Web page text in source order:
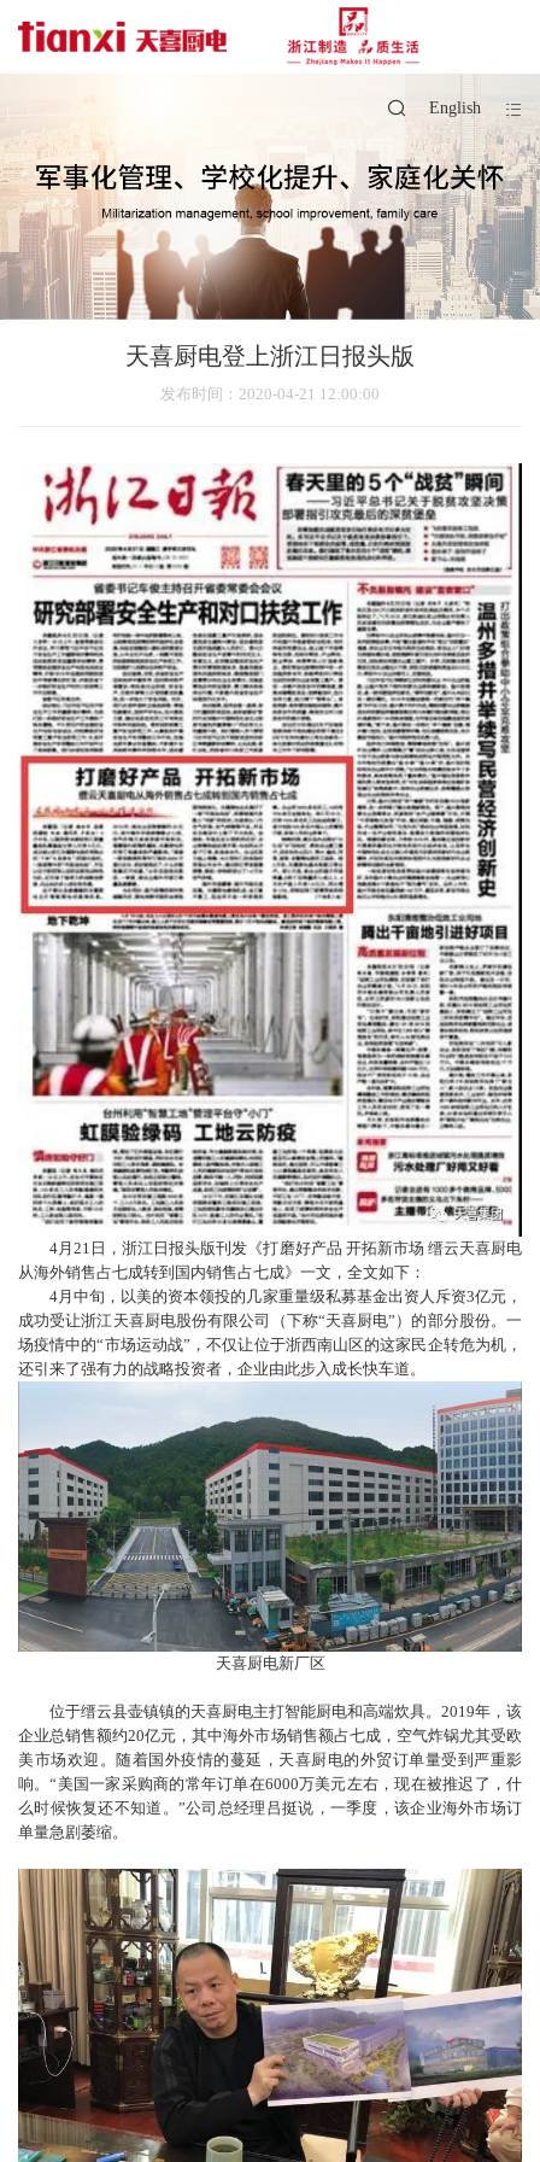
English
天喜厨电登上浙江日报头版
发布时间 ：2020-04-21 12:00:00
4月21日，浙江日报头版刊发《打磨好产品 开拓新市场 缙云天喜厨电
从海外销售占七成转到国内销售占七成》一文，全文如下：
4月中旬，以美的资本领投的几家重量级私募基金出资人斥资3亿元，
成功受让浙江天喜厨电股份有限公司（下称“天喜厨电”）的部分股份。一
场疫情中的“市场运动战”，不仅让位于浙西南山区的这家民企转危为机，
还引来了强有力的战略投资者，企业由此步入成长快车道。
天喜厨电新厂区
位于缙云县壶镇镇的天喜厨电主打智能厨电和高端炊具。2019年，该
企业总销售额约20亿元，其中海外市场销售额占七成，空气炸锅尤其受欧
美市场欢迎。随着国外疫情的蔓延，天喜厨电的外贸订单量受到严重影
响。“美国一家采购商的常年订单在6000万美元左右，现在被推迟了，什
么时候恢复还不知道。”公司总经理吕挺说，一季度，该企业海外市场订
单量急剧萎缩。